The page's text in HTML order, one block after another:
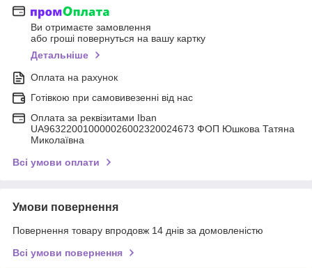
Ви отримаєте замовлення
або гроші повернуться на вашу картку
Детальніше
Оплата на рахунок
Готівкою при самовивезенні від нас
Оплата за реквізитами Iban
UA963220010000026002320024673 ФОП Юшкова Татяна
Миколаївна
Всі умови оплати
Умови повернення
Повернення товару впродовж 14 днів за домовленістю
Всі умови повернення